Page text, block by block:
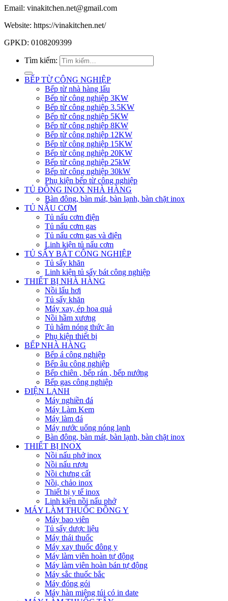
Email: vinakitchen.net@gmail.com
Website: https://vinakitchen.net/
GPKD: 0108209399
Tìm kiếm:
BẾP TỪ CÔNG NGHIỆP
Bếp từ nhà hàng lẩu
Bếp từ công nghiệp 3KW
Bếp từ công nghiệp 3.5KW
Bếp từ công nghiệp 5KW
Bếp từ công nghiệp 8KW
Bếp từ công nghiệp 12KW
Bếp từ công nghiệp 15KW
Bếp từ công nghiệp 20KW
Bếp từ công nghiệp 25kW
Bếp từ công nghiệp 30kW
Phụ kiện bếp từ công nghiệp
TỦ ĐÔNG INOX NHÀ HÀNG
Bàn đông, bàn mát, bàn lạnh, bàn chặt inox
TỦ NẤU CƠM
Tủ nấu cơm điện
Tủ nấu cơm gas
Tủ nấu cơm gas và điện
Linh kiện tủ nấu cơm
TỦ SẤY BÁT CÔNG NGHIỆP
Tủ sấy khăn
Linh kiện tủ sấy bát công nghiệp
THIẾT BỊ NHÀ HÀNG
Nồi lẩu hơi
Tủ sấy khăn
Máy xay, ép hoa quả
Nồi hầm xương
Tủ hâm nóng thức ăn
Phụ kiện thiết bị
BẾP NHÀ HÀNG
Bếp á công nghiệp
Bếp âu công nghiệp
Bếp chiên , bếp rán , bếp nướng
Bếp gas công nghiệp
ĐIỆN LẠNH
Máy nghiền đá
Máy Làm Kem
Máy làm đá
Máy nước uống nóng lạnh
Bàn đông, bàn mát, bàn lạnh, bàn chặt inox
THIẾT BỊ INOX
Nồi nấu phở inox
Nồi nấu rượu
Nồi chưng cất
Nồi, chảo inox
Thiết bị y tế inox
Linh kiện nồi nấu phở
MÁY LÀM THUỐC ĐÔNG Y
Máy bao viên
Tủ sấy dược liệu
Máy thái thuốc
Máy xay thuốc đông y
Máy làm viên hoàn tự động
Máy làm viên hoàn bán tự động
Máy sắc thuốc bắc
Máy đóng gói
Máy hàn miệng túi có in date